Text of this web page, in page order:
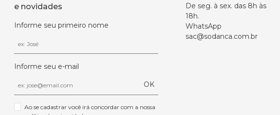
e novidades
Informe seu primeiro nome
Informe seu e-mail
OK
De seg. à sex. das 8h às
18h.
WhatsApp
sac@sodanca.com.br